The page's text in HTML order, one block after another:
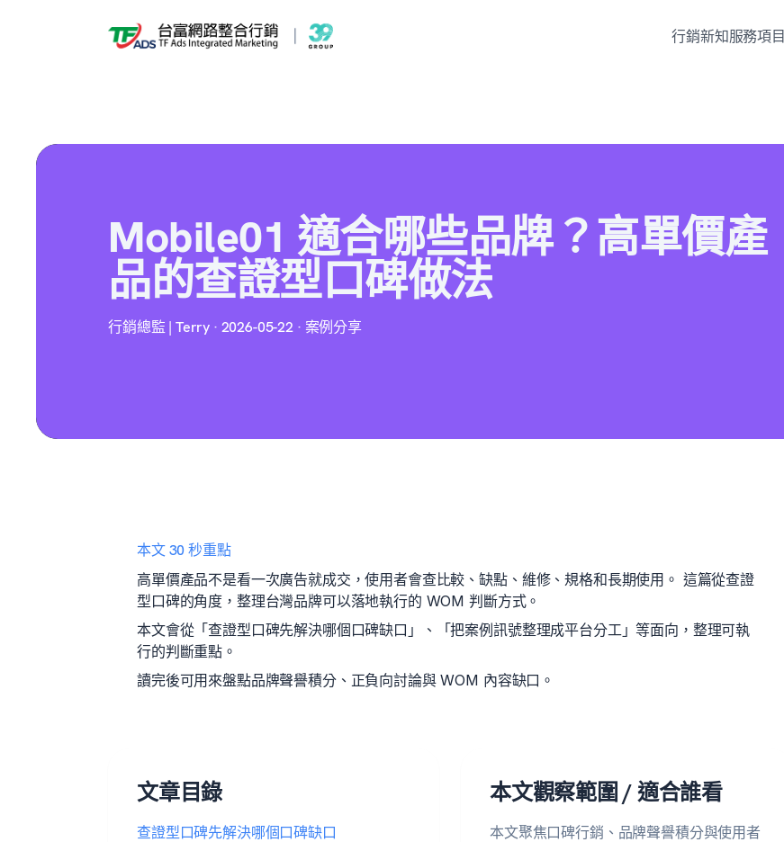
行銷新知服務項目
Mobile01 適合哪些品牌？高單價產
品的查證型口碑做法
行銷總監 | Terry · 2026-05-22 · 案例分享
本文 30 秒重點
高單價產品不是看一次廣告就成交，使用者會查比較、缺點、維修、規格和長期使用。 這篇從查證
型口碑的角度，整理台灣品牌可以落地執行的 WOM 判斷方式。
本文會從「查證型口碑先解決哪個口碑缺口」、「把案例訊號整理成平台分工」等面向，整理可執
行的判斷重點。
讀完後可用來盤點品牌聲譽積分、正負向討論與 WOM 內容缺口。
文章目錄
查證型口碑先解決哪個口碑缺口
本文觀察範圍 / 適合誰看
本文聚焦口碑行銷、品牌聲譽積分與使用者